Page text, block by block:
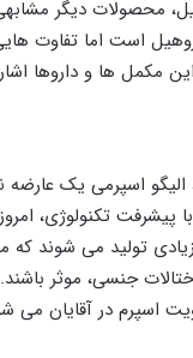
محصولات دیگر
است اما تفاوت
این مکمل ها و داروها
اسپرمی یک عارضه
پیشرفت تکنولوژی،
تولید می شوند که
جنسی، موثر
اسپرم در آقایان